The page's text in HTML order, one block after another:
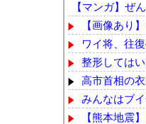
【マンガ】ぜ
【画像あり
ワイ将、往
整形しては
高市首相の
みんなはブ
【熊本地震